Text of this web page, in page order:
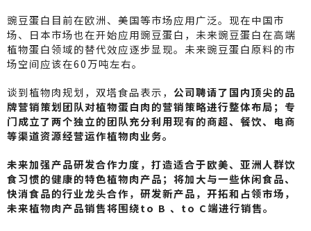
豌豆蛋白目前在欧洲、美国等市场应用广泛。现在中国市
场、日本市场也在开始应用豌豆蛋白，未来豌豆蛋白在高端
植物蛋白领域的替代效应逐步显现。未来豌豆蛋白原料的市
场空间应该在60万吨左右。
谈到植物肉规划，双塔食品表示， 公司聘请了国内顶尖的品
牌营销策划团队对植物蛋白肉的营销策略进行整体布局；专
门成立了两个独立的团队充分利用现有的商超、餐饮、电商
等渠道资源经营运作植物肉业务。
未来加强产品研发合作力度，打造适合于欧美、亚洲人群饮
食习惯的健康的特色植物肉产品；将加大与一些休闲食品、
快消食品的行业龙头合作，研发新产品，开拓和占领市场，
未来植物肉产品销售将围绕to B 、to C端进行销售。